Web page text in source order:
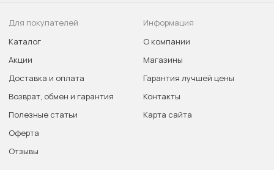
Для покупателей
Каталог
Акции
Доставка и оплата
Возврат, обмен и гарантия
Полезные статьи
Оферта
Отзывы
Информация
О компании
Магазины
Гарантия лучшей цены
Контакты
Карта сайта